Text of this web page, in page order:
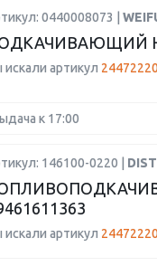
0440008073 |
искали артикул
к 17:00
146100-0220 |
искали артикул